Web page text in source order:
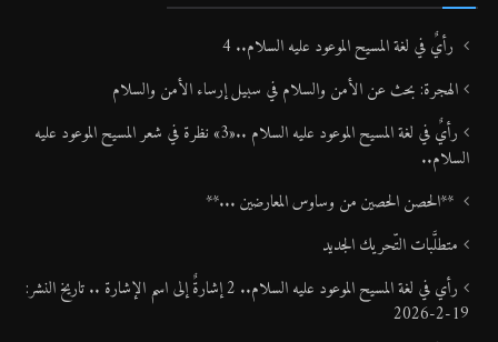
رأيٌ في لغة المسيح الموعود عليه السلام.. 4
الهجرة: بحث عن الأمن والسلام في سبيل إرساء الأمن والسلام
رأيٌ في لغة المسيح الموعود عليه السلام ..«3» نظرة في شعر المسيح الموعود عليه
السلام..
**الحصن الحصين من وساوس المعارضين ...**
متطلَّبات التّحريك الجديد
رأي في لغة المسيح الموعود عليه السلام.. 2 إشارةٌ إلى اسم الإشارة .. تاريخ النشر:
19-2-2026